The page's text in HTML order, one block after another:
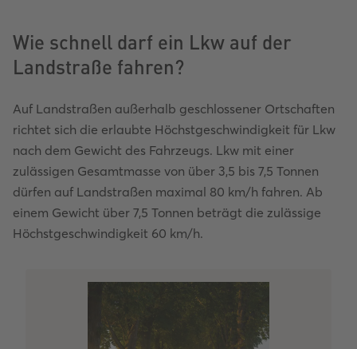
Wie schnell darf ein Lkw auf der
Landstraße fahren?
Auf Landstraßen außerhalb geschlossener Ortschaften
richtet sich die erlaubte Höchstgeschwindigkeit für Lkw
nach dem Gewicht des Fahrzeugs. Lkw mit einer
zulässigen Gesamtmasse von über 3,5 bis 7,5 Tonnen
dürfen auf Landstraßen maximal 80 km/h fahren. Ab
einem Gewicht über 7,5 Tonnen beträgt die zulässige
Höchstgeschwindigkeit 60 km/h.